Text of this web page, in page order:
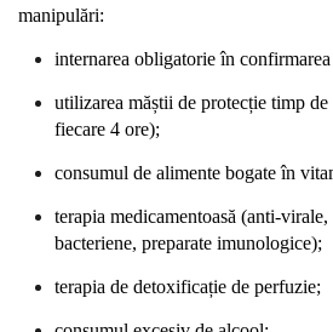
manipulări:
internarea obligatorie în
utilizarea măștii de protecție timp de
fiecare 4 ore);
consumul de alimente bogate în
terapia medicamentoasă (anti-
bacteriene, preparate imunologice);
terapia de detoxificație de perfuzie;